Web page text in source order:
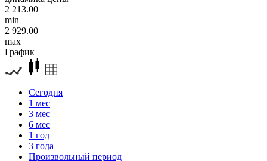
2 213.00
min
2 929.00
max
График
Сегодня
1 мес
3 мес
6 мес
1 год
3 года
Произвольный период